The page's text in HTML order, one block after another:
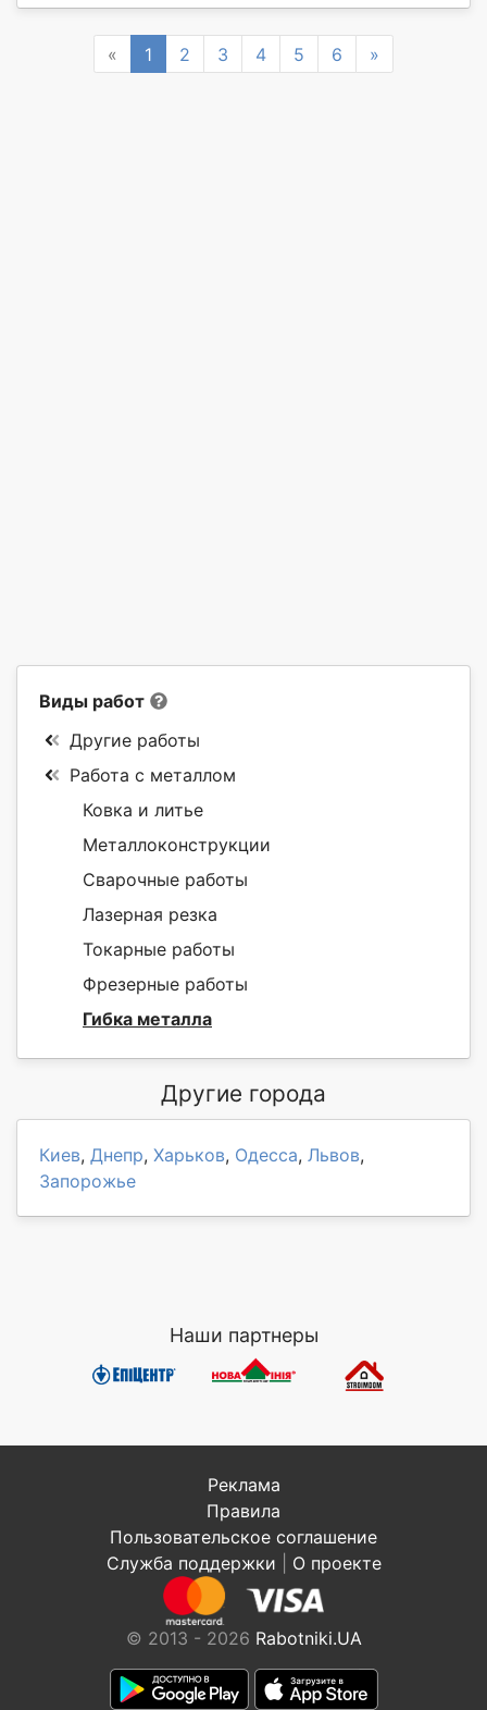
« Previous
1 2 3 4 5 6 »
Виды работ
Другие работы
Работа с металлом
Ковка и литье
Металлоконструкции
Сварочные работы
Лазерная резка
Токарные работы
Фрезерные работы
Гибка металла
Другие города
Киев, Днепр, Харьков, Одесса, Львов,
Запорожье
Наши партнеры
Реклама
Правила
Пользовательское соглашение
Служба поддержки
О проекте
© 2013 - 2026 Rabotniki.UA